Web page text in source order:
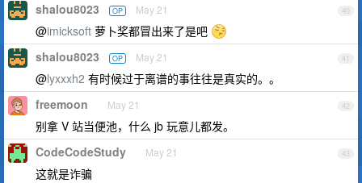
40
shalou8023 OP May 21
@imicksoft 萝卜奖都冒出来了是吧
41
shalou8023 OP May 21
@lyxxxh2 有时候过于离谱的事往往是真实的。。
42
freemoon May 21
别拿 V 站当便池，什么 jb 玩意儿都发。
43
CodeCodeStudy May 21
这就是诈骗